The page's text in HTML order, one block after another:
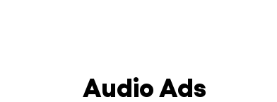
Audio Ads